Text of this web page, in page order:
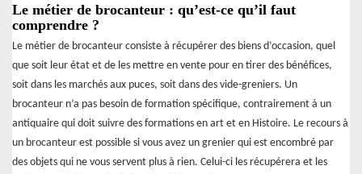
Le métier de brocanteur : qu’est-ce qu’il faut
comprendre ?
Le métier de brocanteur consiste à récupérer des biens d’occasion, quel
que soit leur état et de les mettre en vente pour en tirer des bénéfices,
soit dans les marchés aux puces, soit dans des vide-greniers. Un
brocanteur n’a pas besoin de formation spécifique, contrairement à un
antiquaire qui doit suivre des formations en art et en Histoire. Le recours à
un brocanteur est possible si vous avez un grenier qui est encombré par
des objets qui ne vous servent plus à rien. Celui-ci les récupérera et les